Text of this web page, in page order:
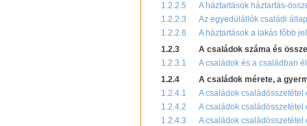
1.2.2.5
A háztartások háztartás-
1.2.2.3
Az egyedülállók családi
1.2.2.6
A háztartások a lakás főbb
1.2.3
A családok száma és
1.2.3.1
A családok és a családban
1.2.4
A családok mérete, a
1.2.4.1
A családok
1.2.4.2
A családok
1.2.4.3
A családok